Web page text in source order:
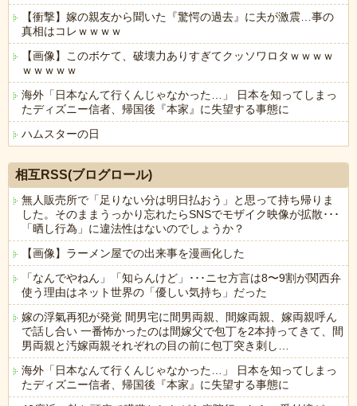
【衝撃】嫁の親友から聞いた『驚愕の過去』に夫が激震…事の
真相はコレｗｗｗｗ
【画像】このボケて、破壊力ありすぎてクッソワロタｗｗｗｗ
ｗｗｗｗｗ
海外「日本なんて行くんじゃなかった…」 日本を知ってしまっ
たディズニー信者、帰国後『本家』に失望する事態に
ハムスターの日
相互RSS(ブログロール)
無人販売所で「足りない分は明日払おう」と思って持ち帰りま
した。そのままうっかり忘れたらSNSでモザイク映像が拡散･･･
「晒し行為」に違法性はないのでしょうか？
【画像】ラーメン屋での出来事を漫画化した
「なんでやねん」「知らんけど」･･･ニセ方言は8〜9割が関西弁
使う理由はネット世界の「優しい気持ち」だった
嫁の浮氣再犯が発覚 間男宅に間男両親、間嫁両親、嫁両親呼ん
で話し合い 一番怖かったのは間嫁父で包丁を2本持ってきて、間
男両親と汚嫁両親それぞれの目の前に包丁突き刺し…
海外「日本なんて行くんじゃなかった…」 日本を知ってしまっ
たディズニー信者、帰国後『本家』に失望する事態に